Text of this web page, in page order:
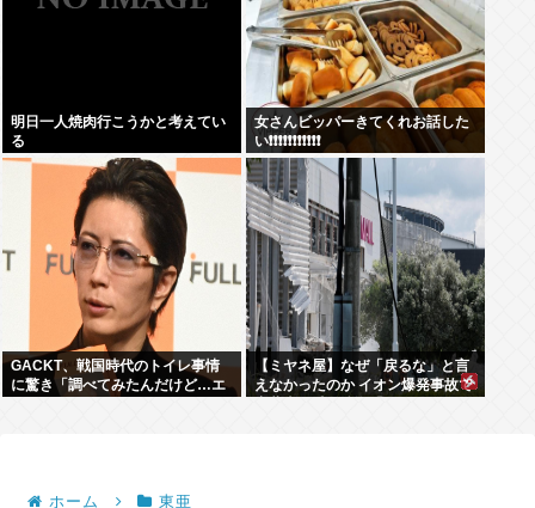
明日一人焼肉行こうかと考えてい
る
女さんビッパーきてくれお話した
い❗❗❗❗❗❗❗❗❗❗❗
GACKT、戦国時代のトイレ事情
に驚き「調べてみたんだけど…エ
【ミヤネ屋】なぜ「戻るな」と言
えなかったのか イオン爆発事故で
ホーム 東亜